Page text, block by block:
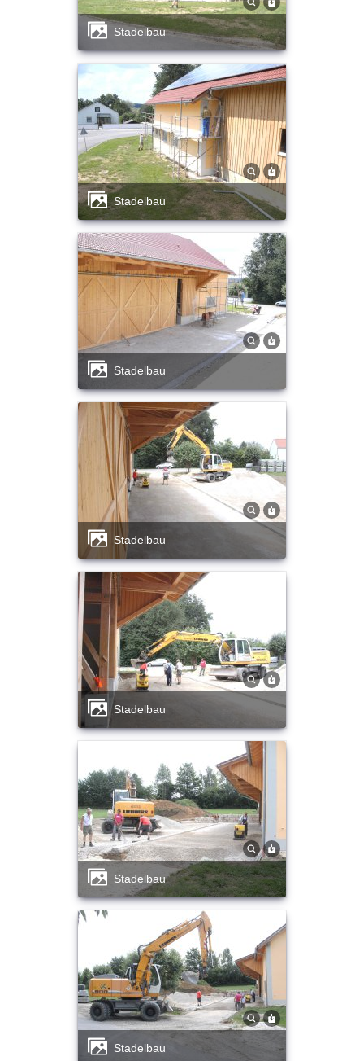
Stadelbau
Stadelbau
Stadelbau
Stadelbau
Stadelbau
Stadelbau
Stadelbau